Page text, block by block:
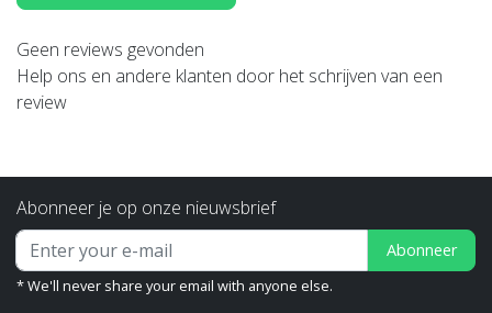
Geen reviews gevonden
Help ons en andere klanten door het schrijven van een
review
Abonneer je op onze nieuwsbrief
Abonneer
* We'll never share your email with anyone else.